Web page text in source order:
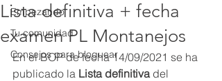
Empezando
Tu comunidad
Consejos para bloguear
Lista definitiva + fecha
examen PL Montanejos
En el BOP de fecha 14/09/2021 se ha
publicado la Lista definitiva del